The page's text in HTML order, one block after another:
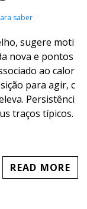
saber
sugere moti
nova e pontos
ao calor
para agir, c
Persistênci
traços típicos.
READ MORE